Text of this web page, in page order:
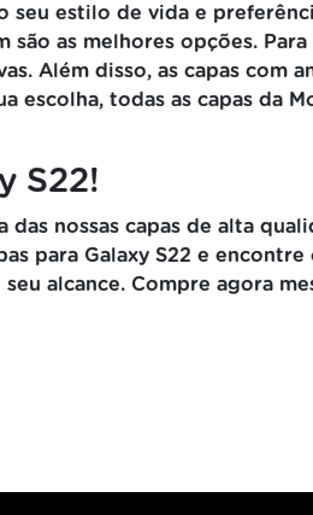
seu estilo de vida e
as melhores opções.
Além disso, as capas com
escolha, todas as capas da
S22!
das nossas capas de alta
para Galaxy S22 e
alcance. Compre agora